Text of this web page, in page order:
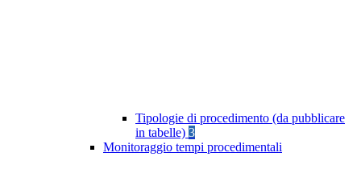
Tipologie di procedimento (da pubblicare
in tabelle) 3
Monitoraggio tempi procedimentali